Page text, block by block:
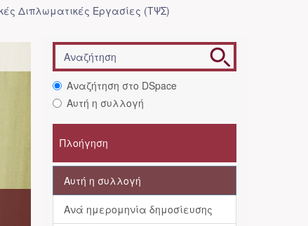
Διπλωματικές Εργασίες (ΤΨΣ)
Αναζήτηση στο DSpace
Αυτή η συλλογή
Πλοήγηση
Αυτή η συλλογή
Ανά ημερομηνία δημοσίευσης